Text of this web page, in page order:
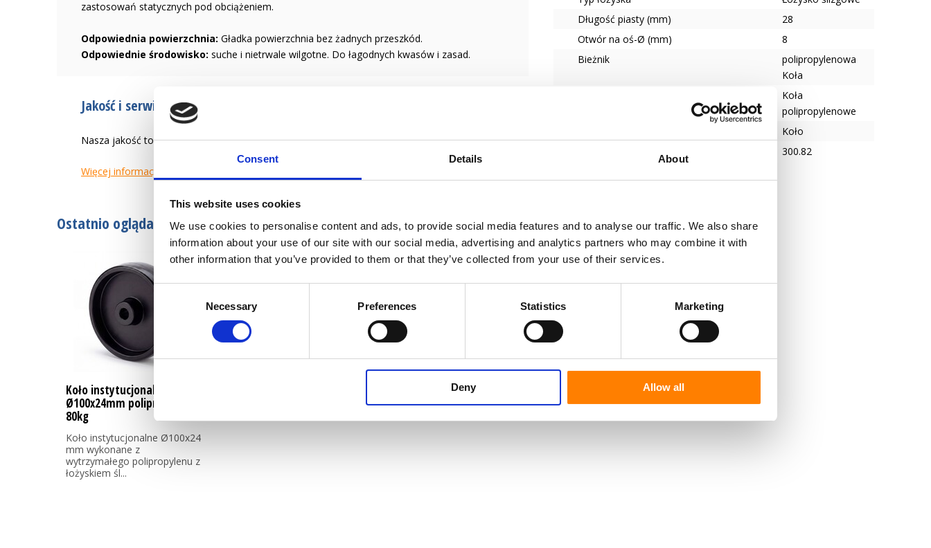
Consent Details About
This website uses cookies
We use cookies to personalise content and ads, to provide social media features and to analyse our traffic. We also share
information about your use of our site with our social media, advertising and analytics partners who may combine it with
other information that you’ve provided to them or that they’ve collected from your use of their services.
Necessary Preferences Statistics Marketing
Deny Allow all
zastosowań statycznych pod obciążeniem.
Odpowiednia powierzchnia: Gładka powierzchnia bez żadnych przeszkód.
Odpowiednie środowisko: suche i nietrwale wilgotne. Do łagodnych kwasów i zasad.
Jakość i serwis od 1946 r.
Nasza jakość to tworzenie łatwiejszego życia zawodowego dla użytkownika koła.
Więcej informacji
Długość piasty (mm)
28
Otwór na oś-Ø (mm)
8
Bieżnik
polipropylenowa
Koła
Koła
polipropylenowe
Koło
300.82
Ostatnio oglądane
Koło instytucjonalne
Ø100x24mm polipropylen –
80kg
Koło instytucjonalne Ø100x24
mm wykonane z
wytrzymałego polipropylenu z
łożyskiem śl...